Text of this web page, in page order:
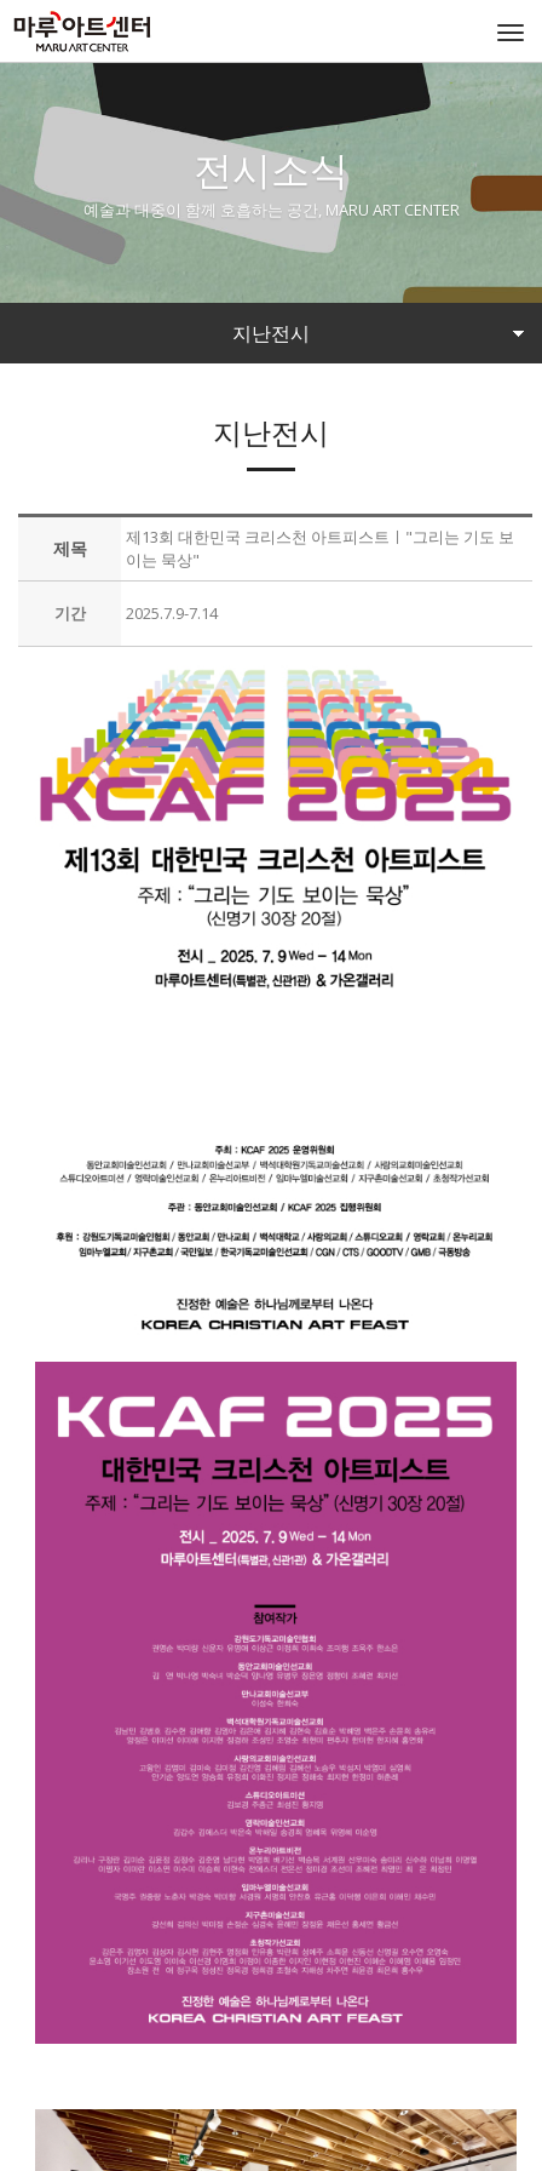
전시소식
예술과 대중이 함께 호흡하는 공간, MARU ART CENTER
지난전시
지난전시
제목
제13회 대한민국 크리스천 아트피스트ㅣ"그리는 기도 보
이는 묵상"
기간 2025.7.9-7.14